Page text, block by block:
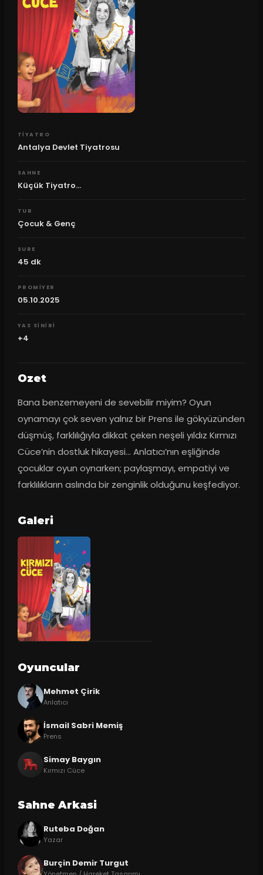
TIYATRO
Antalya Devlet Tiyatrosu
SAHNE
Küçük Tiyatro...
TUR
Çocuk & Genç
SURE
45 dk
PROMIYER
05.10.2025
YAS SINIRI
+4
Ozet
Bana benzemeyeni de sevebilir miyim? Oyun
oynamayı çok seven yalnız bir Prens ile gökyüzünden
düşmüş, farklılığıyla dikkat çeken neşeli yıldız Kırmızı
Cüce’nin dostluk hikayesi… Anlatıcı’nın eşliğinde
çocuklar oyun oynarken; paylaşmayı, empatiyi ve
farklılıkların aslında bir zenginlik olduğunu keşfediyor.
Galeri
Oyuncular
Mehmet Çirik
Anlatıcı
İsmail Sabri Memiş
Prens
Simay Baygın
Kırmızı Cüce
Sahne Arkasi
Ruteba Doğan
Yazar
Burçin Demir Turgut